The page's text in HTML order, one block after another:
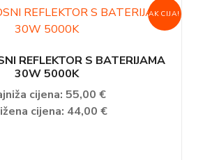
AKCIJA!
REFLEKTOR S BATERIJAMA
30W 5000K
cijena: 55,00 €
cijena: 44,00 €